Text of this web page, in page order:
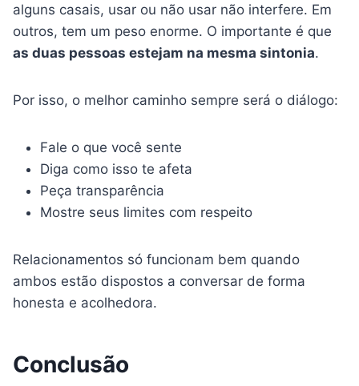
alguns casais, usar ou não usar não interfere. Em
outros, tem um peso enorme. O importante é que
as duas pessoas estejam na mesma sintonia.
Por isso, o melhor caminho sempre será o diálogo:
Fale o que você sente
Diga como isso te afeta
Peça transparência
Mostre seus limites com respeito
Relacionamentos só funcionam bem quando
ambos estão dispostos a conversar de forma
honesta e acolhedora.
Conclusão